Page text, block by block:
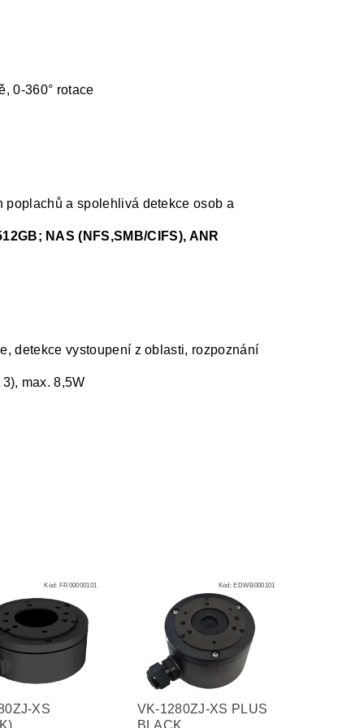
0-360° rotace
a spolehlivá detekce osob a
NAS (NFS,SMB/CIFS), ANR
detekce vystoupení z oblasti, rozpoznání
max. 8,5W
Kód:FR00000101
XS
Kód:EDWB000101
VK-1280ZJ-XS PLUS
BLACK